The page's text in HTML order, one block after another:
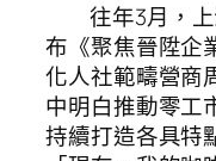
往年3月，
布《聚焦晉陞企
化人社範疇營商
中明白推動零工
持續打造各具特